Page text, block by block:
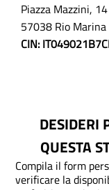
Piazza Mazzini, 14
57038 Rio Marina
CIN:
DESIDERI
QUESTA
Compila il form
verificare la